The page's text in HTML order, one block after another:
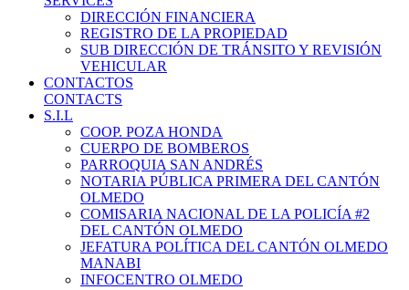
DIRECCIÓN FINANCIERA
REGISTRO DE LA PROPIEDAD
SUB DIRECCIÓN DE TRÁNSITO Y REVISIÓN
VEHICULAR
CONTACTOS
CONTACTS
S.I.L
COOP. POZA HONDA
CUERPO DE BOMBEROS
PARROQUIA SAN ANDRÉS
NOTARIA PÚBLICA PRIMERA DEL CANTÓN
OLMEDO
COMISARIA NACIONAL DE LA POLICÍA #2
DEL CANTÓN OLMEDO
JEFATURA POLÍTICA DEL CANTÓN OLMEDO
MANABI
INFOCENTRO OLMEDO